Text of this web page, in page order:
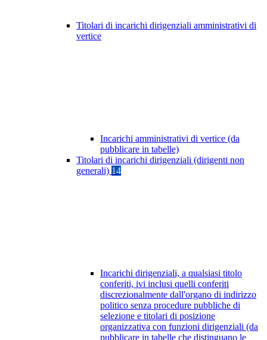
Titolari di incarichi dirigenziali amministrativi di
vertice
Incarichi amministrativi di vertice (da
pubblicare in tabelle)
Titolari di incarichi dirigenziali (dirigenti non
generali) 14
Incarichi dirigenziali, a qualsiasi titolo
conferiti, ivi inclusi quelli conferiti
discrezionalmente dall'organo di indirizzo
politico senza procedure pubbliche di
selezione e titolari di posizione
organizzativa con funzioni dirigenziali (da
pubblicare in tabelle che distinguano le